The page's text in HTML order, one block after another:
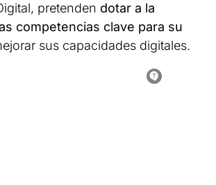
pretenden dotar a la
competencias clave para su
sus capacidades digitales.